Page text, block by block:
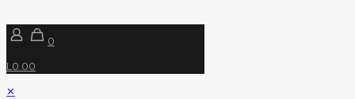
0
L0.00
✕